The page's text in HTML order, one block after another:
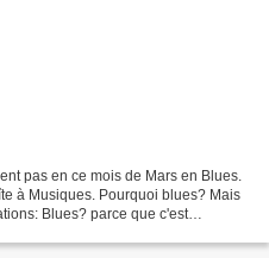
pas en ce mois de Mars en Blues.
à Musiques. Pourquoi blues? Mais
Blues? parce que c'est